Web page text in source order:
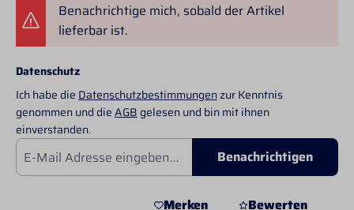
Benachrichtige mich, sobald der Artikel
lieferbar ist.
Datenschutz
Ich habe die Datenschutzbestimmungenzur Kenntnis
genommen und dieAGB gelesen und bin mit ihnen
einverstanden.
Benachrichtigen
Merken
Bewerten